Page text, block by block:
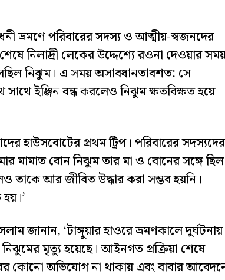
ভ্রমণে পরিবারের সদস্য ও আত্মীয়-স্বজনদের
নিলাদ্রী লেকের উদ্দেশ্যে রওনা দেওয়ার
নিঝুম। এ সময় অসাবধানতাবশত: সে
ইঞ্জিন বন্ধ করলেও নিঝুম ক্ষতবিক্ষত হয়ে
হাউসবোটের প্রথম ট্রিপ। পরিবারের সদস্যদের
মামাত বোন নিঝুম তার মা ও বোনের সঙ্গে
তাকে আর জীবিত উদ্ধার করা সম্ভব হয়নি।
জানান, ‘টাঙ্গুয়ার হাওরে ভ্রমণকালে দুর্ঘটনায়
মৃত্যু হয়েছে। আইনগত প্রক্রিয়া শেষে
কোনো অভিযোগ না থাকায় এবং বাবার